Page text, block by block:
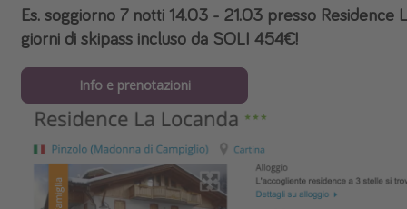
Es. soggiorno 7 notti 14.03 - 21.03 presso
giorni di skipass incluso da SOLI 454€!
Info e prenotazioni